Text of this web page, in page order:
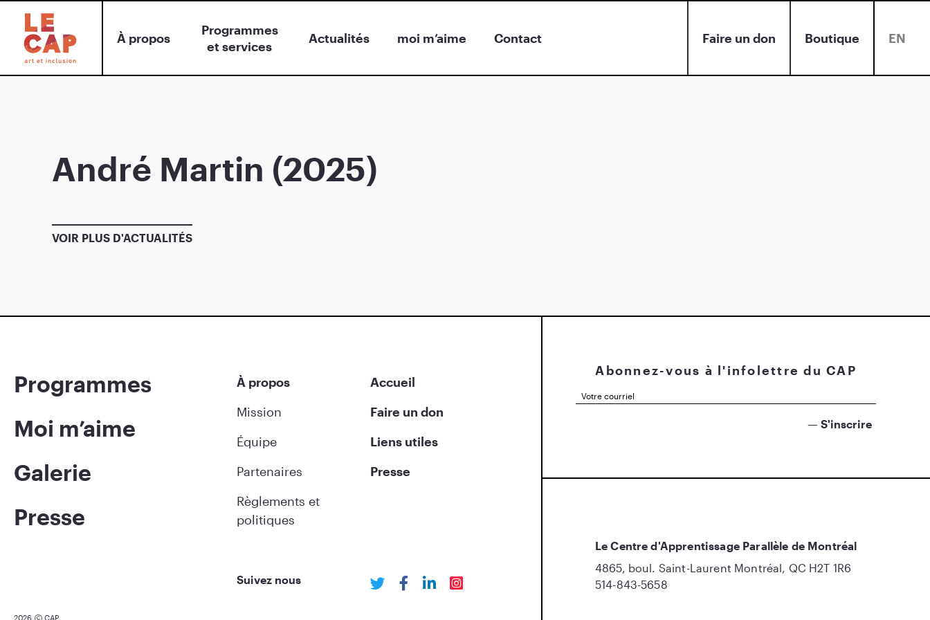
À propos
Programmes
et services
Actualités moi m’aime Contact Faire un don Boutique EN
André Martin (2025)
VOIR PLUS D'ACTUALITÉS
Programmes
Moi m’aime
Galerie
Presse
À propos
Mission
Équipe
Partenaires
Règlements et
politiques
Accueil
Faire un don
Liens utiles
Presse
Suivez nous
2026 CAP
Abonnez-vous à l'infolettre du CAP
Le Centre d'Apprentissage Parallèle de Montréal
4865, boul. Saint-Laurent Montréal, QC H2T 1R6
514-843-5658